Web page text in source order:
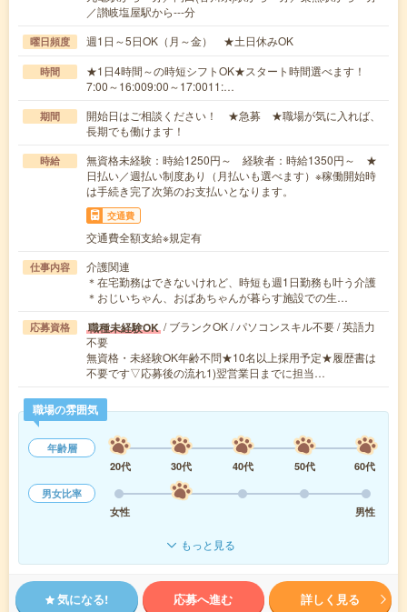
／讃岐塩屋駅から---分
曜日頻度 週1日～5日OK（月～金） ★土日休みOK
時間
★1日4時間～の時短シフトOK★スタート時間選べます！
7:00～16:009:00～17:0011:…
期間
開始日はご相談ください！ ★急募 ★職場が気に入れば、
長期でも働けます！
時給
無資格未経験：時給1250円～ 経験者：時給1350円～ ★
日払い／週払い制度あり（月払いも選べます）※稼働開始時
は手続き完了次第のお支払いとなります。
交通費
交通費全額支給※規定有
仕事内容
介護関連
＊在宅勤務はできないけれど、時短も週1日勤務も叶う介護
＊おじいちゃん、おばあちゃんが暮らす施設での生…
応募資格 職種未経験OK / ブランクOK / パソコンスキル不要 / 英語力
不要
無資格・未経験OK年齢不問★10名以上採用予定★履歴書は
不要です▽応募後の流れ1)翌営業日までに担当…
職場の雰囲気
年齢層
20代
30代 40代 50代
60代
男女比率
女性
男性
もっと見る
気になる! 応募へ進む 詳しく見る